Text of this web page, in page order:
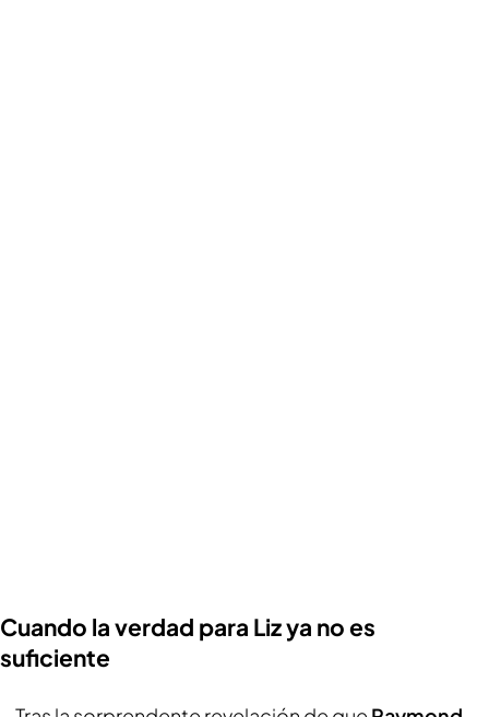
Cuando la verdad para Liz ya no es
suficiente